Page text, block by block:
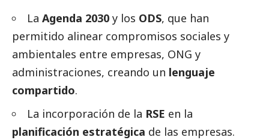
La Agenda 2030 y los ODS, que han
permitido alinear compromisos sociales y
ambientales entre empresas, ONG y
administraciones, creando un lenguaje
compartido.
La incorporación de la RSE en la
planificación estratégica de las empresas.